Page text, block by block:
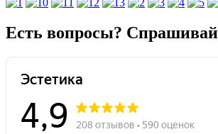
Есть вопросы?